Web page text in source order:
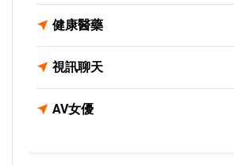
健康醫藥
視訊聊天
AV女優